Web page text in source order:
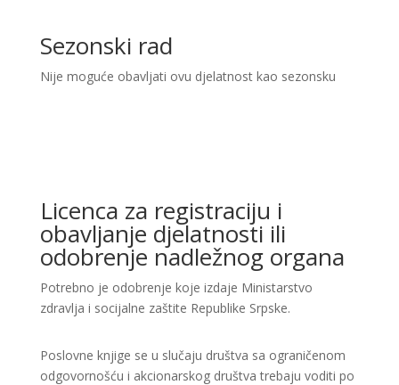
Sezonski rad
Nije moguće obavljati ovu djelatnost kao sezonsku
Licenca za registraciju i
obavljanje djelatnosti ili
odobrenje nadležnog organa
Potrebno je odobrenje koje izdaje Ministarstvo
zdravlja i socijalne zaštite Republike Srpske.
Poslovne knjige se u slučaju društva sa ograničenom
odgovornošću i akcionarskog društva trebaju voditi po